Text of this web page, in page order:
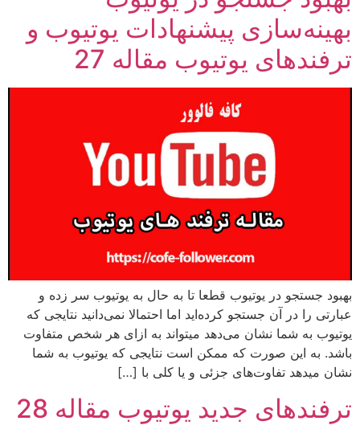
بهینه‌سازی پیشنهادات یوتیوب و
ترفندهای یوتیوب مقاله 27
بهبود جستجو در یوتیوب قطعا تا به حال به یوتیوب سر زده و
عبارتی را در آن جستجو کرده‌اید اما احتمالا نمی‌دانید نتایجی که
یوتیوب به شما نشان می‌دهد میتواند به ازای هر شخص متفاوت
باشد. به این صورت که ممکن است نتایجی که یوتیوب به شما
نشان میدهد تفاوت‌های جزئی و یا کلی با […]
ترفندهای جدید یوتیوب مقاله 28